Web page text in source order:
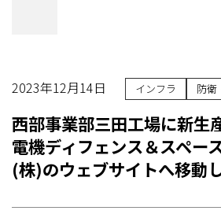
2023年12月14日 インフラ 防衛
西部事業部三田工場に新生
電機ディフェンス＆スペー
(株)のウェブサイトへ移動